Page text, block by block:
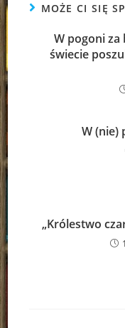
MOŻE CI SIĘ
W pogoni za
świecie
W (nie)
„Królestwo